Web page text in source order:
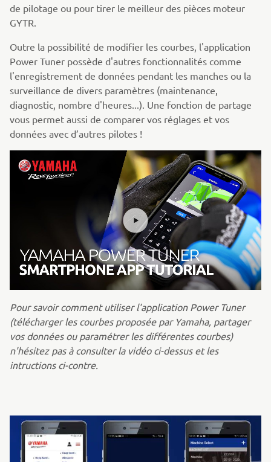
de pilotage ou pour tirer le meilleur des pièces moteur
GYTR.
Outre la possibilité de modifier les courbes, l'application
Power Tuner possède d'autres fonctionnalités comme
l'enregistrement de données pendant les manches ou la
surveillance de divers paramètres (maintenance,
diagnostic, nombre d'heures...). Une fonction de partage
vous permet aussi de comparer vos réglages et vos
données avec d’autres pilotes !
Pour savoir comment utiliser l'application Power Tuner
(télécharger les courbes proposée par Yamaha, partager
vos données ou paramétrer les différentes courbes)
n'hésitez pas à consulter la vidéo ci-dessus et les
intructions ci-contre.